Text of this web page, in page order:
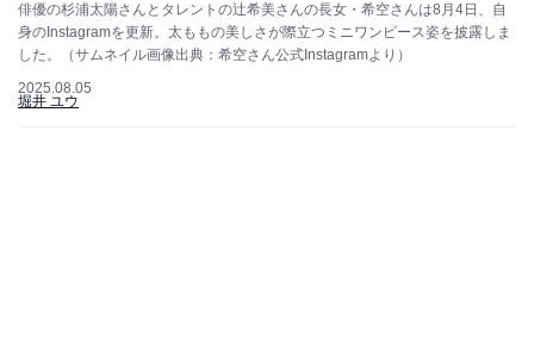
俳優の杉浦太陽さんとタレントの辻希美さんの長女・希空さんは8月4日、自
身のInstagramを更新。太ももの美しさが際立つミニワンピース姿を披露しま
した。（サムネイル画像出典：希空さん公式Instagramより）
2025.08.05
堀井 ユウ